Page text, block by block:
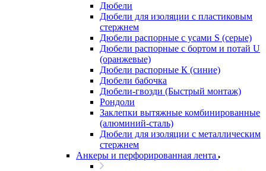
Дюбели
Дюбели для изоляции с пластиковым
стержнем
Дюбели распорные с усами S (серые)
Дюбели распорные c бортом и потай U
(оранжевые)
Дюбели распорные К (синие)
Дюбели бабочка
Дюбели-гвозди (Быстрый монтаж)
Рондоли
Заклепки вытяжные комбинированные
(алюминий-сталь)
Дюбели для изоляции с металлическим
стержнем
Анкеры и перфорированная лента